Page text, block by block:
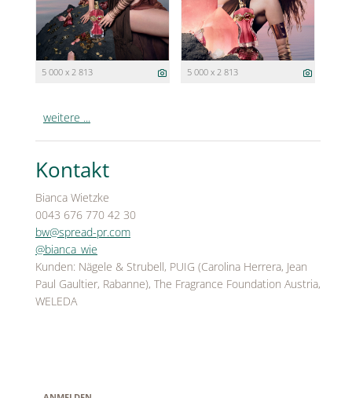
5 000 x 2 813 5 000 x 2 813
weitere ...
Kontakt
Bianca Wietzke
0043 676 770 42 30
bw@spread-pr.com
@bianca_wie
Kunden: Nägele & Strubell, PUIG (Carolina Herrera, Jean
Paul Gaultier, Rabanne), The Fragrance Foundation Austria,
WELEDA